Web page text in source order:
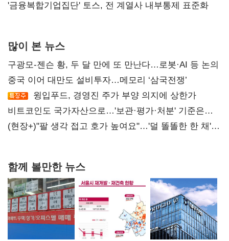
'금융복합기업집단' 토스, 전 계열사 내부통제 표준화
많이 본 뉴스
구광모-젠슨 황, 두 달 만에 또 만난다…로봇·AI 등 논의
중국 이어 대만도 설비투자…메모리 ‘삼국전쟁’
윙입푸드, 경영진 주가 부양 의지에 상한가
비트코인도 국가자산으로…'보관·평가·처분' 기준은
숙제
(현장+)"팔 생각 접고 호가 높여요"…'덜 똘똘한 한 채'
함께 볼만한 뉴스